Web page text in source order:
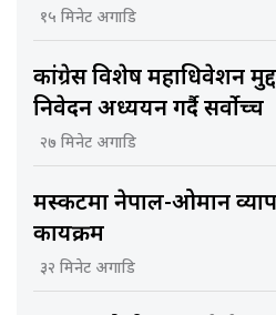
१५ मिनेट अगाडि
कांग्रेस विशेष महाधिवेशन
निवेदन अध्ययन गर्दै सर्वोच्च
२७ मिनेट अगाडि
मस्कटमा नेपाल-ओमान
कार्यक्रम
३२ मिनेट अगाडि